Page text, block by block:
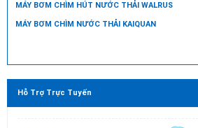
MÁY BƠM CHÌM HÚT NƯỚC THẢI WALRUS
MÁY BƠM CHÌM NƯỚC THẢI KAIQUAN
Hỗ Trợ Trực Tuyến